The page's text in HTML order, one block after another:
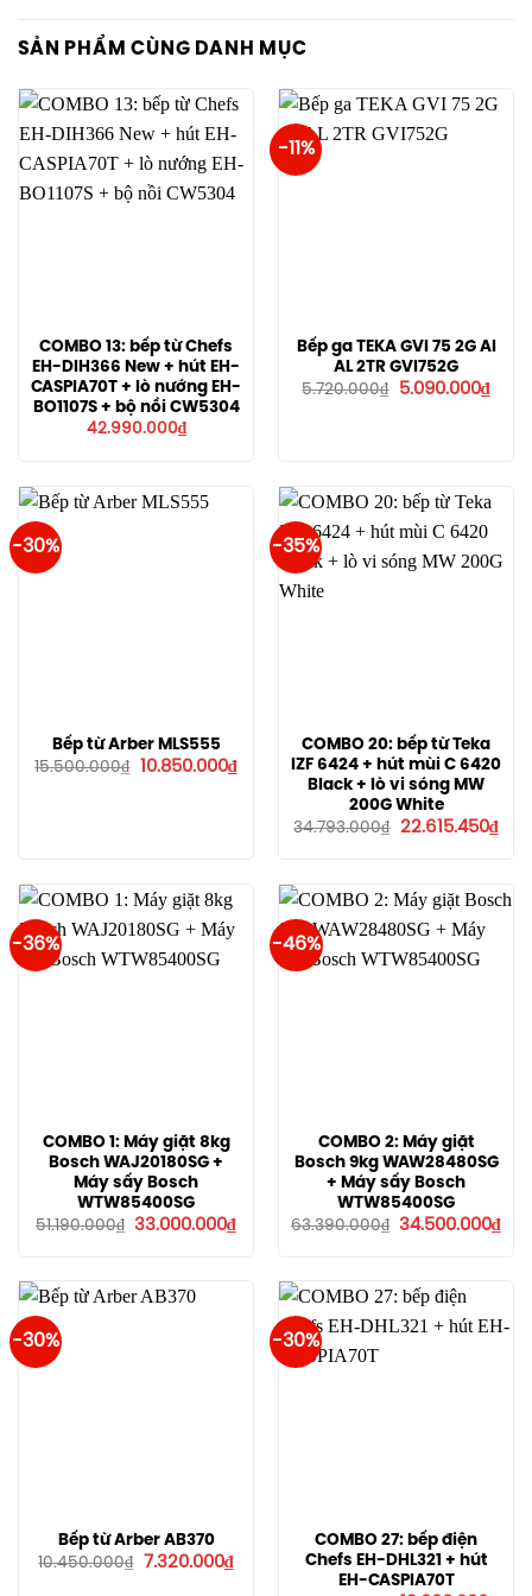
SẢN PHẨM CÙNG DANH MỤC
COMBO 13: bếp từ Chefs
EH-DIH366 New + hút EH-
CASPIA70T + lò nướng EH-
BO1107S + bộ nồi CW5304
42.990.000₫
-11%
Bếp ga TEKA GVI 75 2G AI
AL 2TR GVI752G
5.720.000₫
Giá
5.090.000₫Giá
-30%
Bếp từ Arber MLS555
15.500.000₫
Giá
10.850.000₫Giá
10.850.000₫.
-35%
COMBO 20: bếp từ Teka
IZF 6424 + hút mùi C 6420
Black + lò vi sóng MW
200G White
34.793.000₫
Giá
22.615.450₫Giá
-36%
COMBO 1: Máy giặt 8kg
Bosch WAJ20180SG +
Máy sấy Bosch
WTW85400SG
51.190.000₫ Giá
33.000.000₫Giá
hiện
33.000.000₫.
-46%
COMBO 2: Máy giặt
Bosch 9kg WAW28480SG
+ Máy sấy Bosch
WTW85400SG
63.390.000₫ Giá
34.500.000₫Giá
-30%
Bếp từ Arber AB370
10.450.000₫
Giá
7.320.000₫Giá
hiện
-30%
COMBO 27: bếp điện
Chefs EH-DHL321 + hút
EH-CASPIA70T